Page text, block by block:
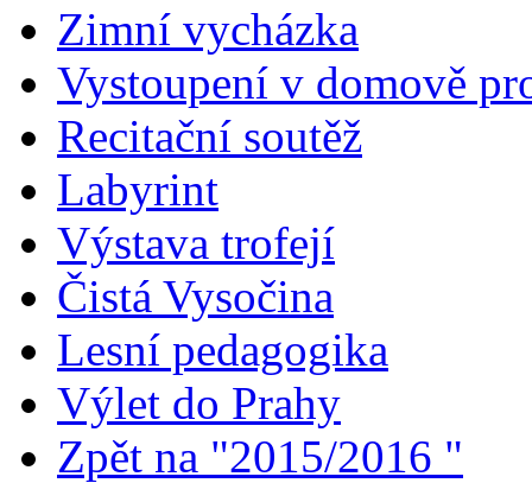
Zimní vycházka
Vystoupení v domově
Recitační soutěž
Labyrint
Výstava trofejí
Čistá Vysočina
Lesní pedagogika
Výlet do Prahy
Zpět na "2015/2016 "